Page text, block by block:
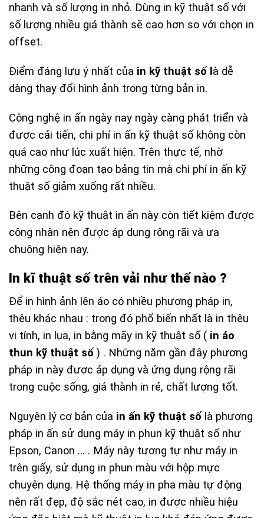
nhanh và số lượng in nhỏ. Dùng in kỹ thuật số với
số lượng nhiều giá thành sẽ cao hơn so với chọn in
offset.
Điểm đáng lưu ý nhất của in kỹ thuật số là dễ
dàng thay đổi hình ảnh trong từng bản in.
Công nghệ in ấn ngày nay ngày càng phát triển và
được cải tiến, chi phí in ấn kỹ thuật số không còn
quá cao như lúc xuất hiện. Trên thực tế, nhờ
những công đoạn tạo bảng tin mà chi phí in ấn kỹ
thuật số giảm xuống rất nhiều.
Bên cạnh đó kỹ thuật in ấn này còn tiết kiệm được
công nhân nên được áp dụng rộng rãi và ưa
chuộng hiện nay.
In kĩ thuật số trên vải như thế nào ?
Để in hình ảnh lên áo có nhiều phương pháp in,
thêu khác nhau : trong đó phổ biến nhất là in thêu
vi tính, in lụa, in bằng mãy in kỹ thuật số ( in áo
thun kỹ thuật số) . Những năm gần đây phương
pháp in này được áp dụng và ứng dụng rộng rãi
trong cuộc sống, giá thành in rẻ, chất lượng tốt.
Nguyên lý cơ bản của in ấn kỹ thuật sốlà phương
pháp in ấn sử dụng máy in phun kỹ thuật số như
Epson, Canon … . Máy này tương tự như máy in
trên giấy, sử dụng in phun màu với hộp mực
chuyên dụng. Hệ thống máy in pha màu tự động
nên rất đẹp, độ sắc nét cao, in được nhiều hiệu